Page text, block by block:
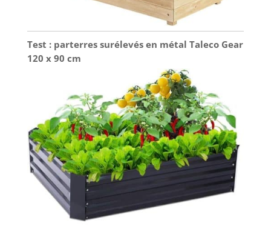
Test : parterres surélevés en métal Taleco Gear
120 x 90 cm